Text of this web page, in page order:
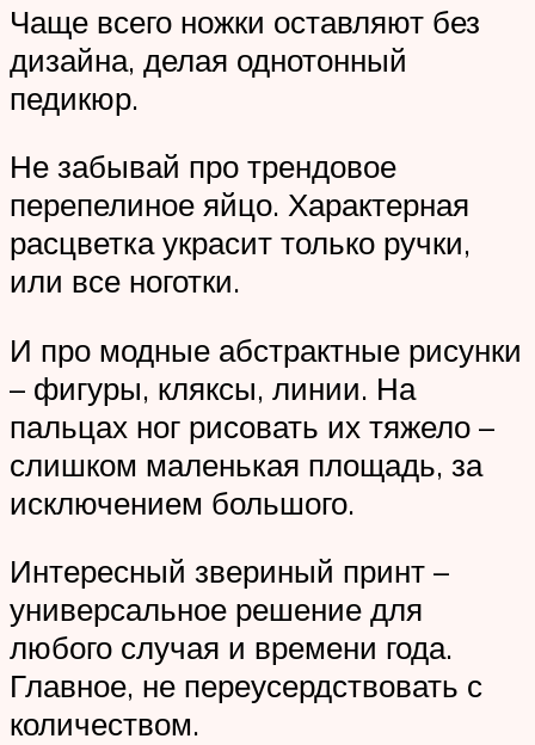
Чаще всего ножки оставляют без
дизайна, делая однотонный
педикюр.
Не забывай про трендовое
перепелиное яйцо. Характерная
расцветка украсит только ручки,
или все ноготки.
И про модные абстрактные рисунки
– фигуры, кляксы, линии. На
пальцах ног рисовать их тяжело –
слишком маленькая площадь, за
исключением большого.
Интересный звериный принт –
универсальное решение для
любого случая и времени года.
Главное, не переусердствовать с
количеством.